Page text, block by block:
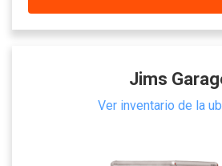
Jims
Ver inventario de la